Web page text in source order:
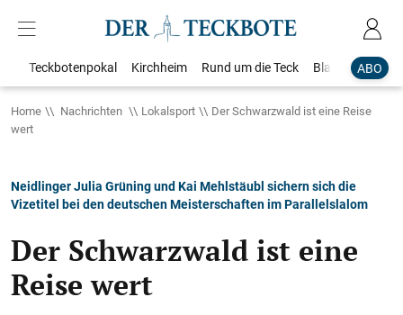
ABO
Teckbotenpokal Kirchheim Rund um die Teck Blaulicht
Home Nachrichten Lokalsport
Der Schwarzwald ist eine Reise
wert
Neidlinger Julia Grüning und Kai Mehlstäubl sichern sich die
Vizetitel bei den deutschen Meisterschaften im Parallelslalom
Der Schwarzwald ist eine
Reise wert